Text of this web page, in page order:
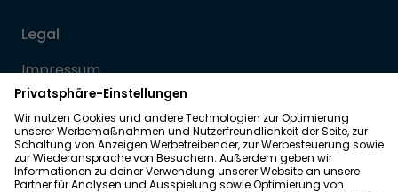
Legal
Impressum
Datenschutz
Allgemeine Geschäftsbedingungen
Barrierefreiheit